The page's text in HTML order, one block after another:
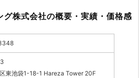
グ株式会社の概要・実績・価格感
東池袋1-18-1 Hareza Tower 20F